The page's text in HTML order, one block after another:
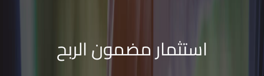
استثمار مضمون الربح